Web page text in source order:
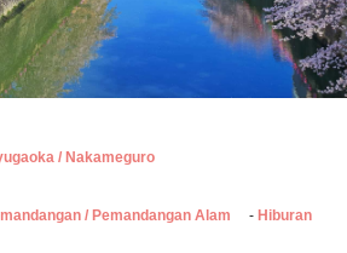
/ Nakameguro
/ Pemandangan Alam Hiburan